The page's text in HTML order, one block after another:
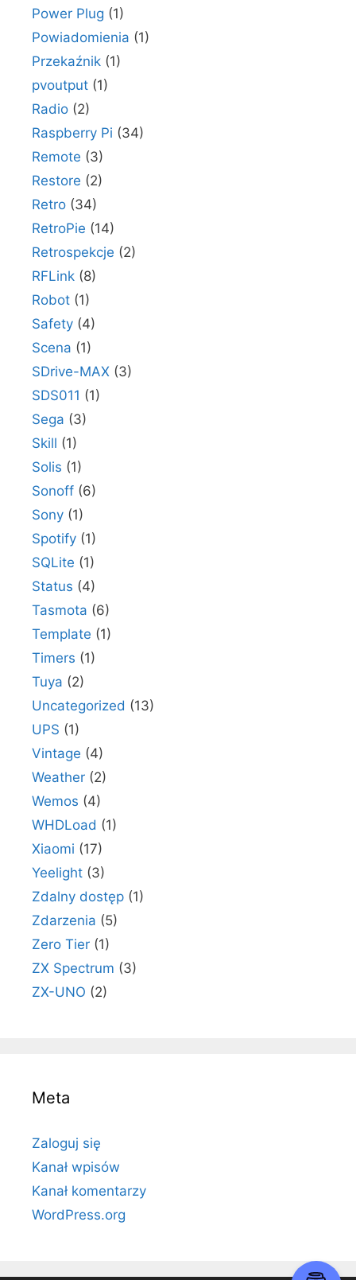
Power Plug (1)
Powiadomienia (1)
Przekaźnik (1)
pvoutput (1)
Radio (2)
Raspberry Pi (34)
Remote (3)
Restore (2)
Retro (34)
RetroPie (14)
Retrospekcje (2)
RFLink (8)
Robot (1)
Safety (4)
Scena (1)
SDrive-MAX (3)
SDS011 (1)
Sega (3)
Skill (1)
Solis (1)
Sonoff (6)
Sony (1)
Spotify (1)
SQLite (1)
Status (4)
Tasmota (6)
Template (1)
Timers (1)
Tuya (2)
Uncategorized (13)
UPS (1)
Vintage (4)
Weather (2)
Wemos (4)
WHDLoad (1)
Xiaomi (17)
Yeelight (3)
Zdalny dostęp (1)
Zdarzenia (5)
Zero Tier (1)
ZX Spectrum (3)
ZX-UNO (2)
Meta
Zaloguj się
Kanał wpisów
Kanał komentarzy
WordPress.org